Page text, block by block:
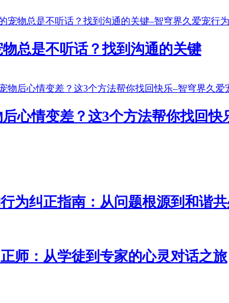
总是不听话？找到沟通的关键
心情变差？这3个方法帮你找回快
为纠正指南：从问题根源到和谐
师：从学徒到专家的心灵对话之旅